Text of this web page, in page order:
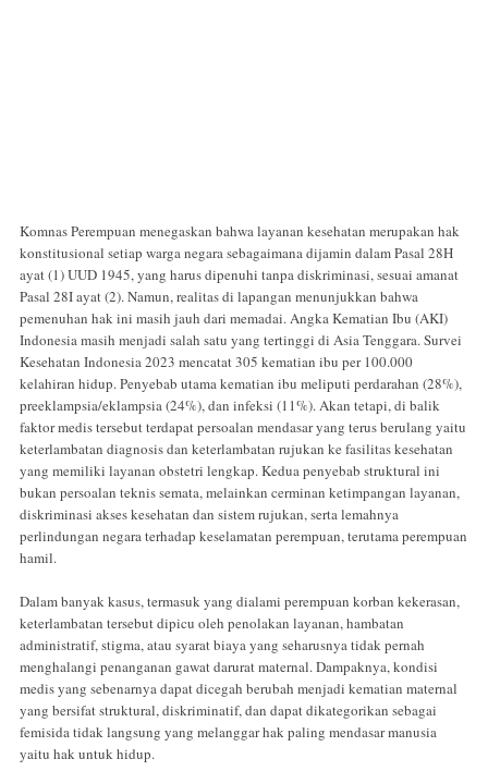
Komnas Perempuan menegaskan bahwa layanan kesehatan merupakan hak
konstitusional setiap warga negara sebagaimana dijamin dalam Pasal 28H
ayat (1) UUD 1945, yang harus dipenuhi tanpa diskriminasi, sesuai amanat
Pasal 28I ayat (2). Namun, realitas di lapangan menunjukkan bahwa
pemenuhan hak ini masih jauh dari memadai. Angka Kematian Ibu (AKI)
Indonesia masih menjadi salah satu yang tertinggi di Asia Tenggara. Survei
Kesehatan Indonesia 2023 mencatat 305 kematian ibu per 100.000
kelahiran hidup. Penyebab utama kematian ibu meliputi perdarahan (28%),
preeklampsia/eklampsia (24%), dan infeksi (11%). Akan tetapi, di balik
faktor medis tersebut terdapat persoalan mendasar yang terus berulang yaitu
keterlambatan diagnosis dan keterlambatan rujukan ke fasilitas kesehatan
yang memiliki layanan obstetri lengkap. Kedua penyebab struktural ini
bukan persoalan teknis semata, melainkan cerminan ketimpangan layanan,
diskriminasi akses kesehatan dan sistem rujukan, serta lemahnya
perlindungan negara terhadap keselamatan perempuan, terutama perempuan
hamil.
Dalam banyak kasus, termasuk yang dialami perempuan korban kekerasan,
keterlambatan tersebut dipicu oleh penolakan layanan, hambatan
administratif, stigma, atau syarat biaya yang seharusnya tidak pernah
menghalangi penanganan gawat darurat maternal. Dampaknya, kondisi
medis yang sebenarnya dapat dicegah berubah menjadi kematian maternal
yang bersifat struktural, diskriminatif, dan dapat dikategorikan sebagai
femisida tidak langsung yang melanggar hak paling mendasar manusia
yaitu hak untuk hidup.